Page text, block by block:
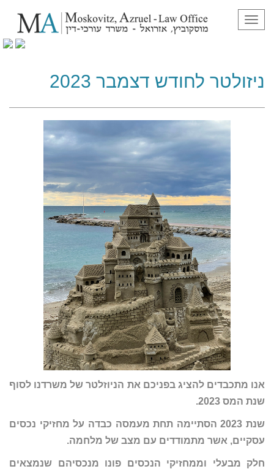
תפריט
ניזולטר לחודש דצמבר 2023
ניזולטר לחודש דצמבר 2023
אנו מתכבדים להציג בפניכם את הניוזלטר של משרדנו לסוף
שנת המס 2023.
שנת 2023 הסתיימה תחת מעמסה כבדה על מחזיקי נכסים
עסקיים, אשר מתמודדים עם מצב של מלחמה.
חלק מבעלי וממחזיקי הנכסים פונו מנכסיהם שנמצאים